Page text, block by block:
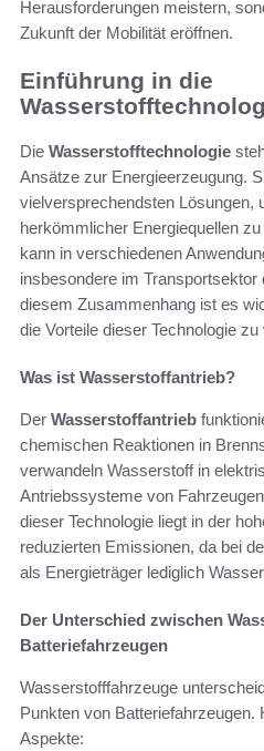
Herausforderungen meistern,
Zukunft der Mobilität eröffnen.
Einführung in die
Die Wasserstofftechnologie
Ansätze zur Energieerzeugung.
vielversprechendsten Lösungen,
herkömmlicher Energiequellen
kann in verschiedenen
insbesondere im
diesem Zusammenhang ist es
die Vorteile dieser Technologie zu
Was ist Wasserstoffantrieb?
Der Wasserstoffantrieb
chemischen Reaktionen in
verwandeln Wasserstoff in
Antriebssysteme von
dieser Technologie liegt in der
reduzierten Emissionen, da bei
als Energieträger lediglich
Der Unterschied zwischen
Batteriefahrzeugen
Wasserstofffahrzeuge
Punkten von Batteriefahrzeugen.
Aspekte: